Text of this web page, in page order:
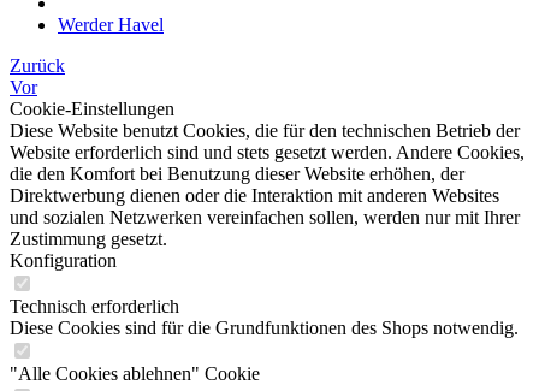
Werder Havel
Zurück
Vor
Cookie-Einstellungen
Diese Website benutzt Cookies, die für den technischen Betrieb der
Website erforderlich sind und stets gesetzt werden. Andere Cookies,
die den Komfort bei Benutzung dieser Website erhöhen, der
Direktwerbung dienen oder die Interaktion mit anderen Websites
und sozialen Netzwerken vereinfachen sollen, werden nur mit Ihrer
Zustimmung gesetzt.
Konfiguration
Technisch erforderlich
Diese Cookies sind für die Grundfunktionen des Shops notwendig.
"Alle Cookies ablehnen" Cookie